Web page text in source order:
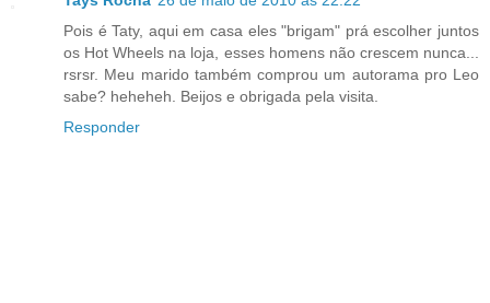
Pois é Taty, aqui em casa eles "brigam" prá escolher juntos
os Hot Wheels na loja, esses homens não crescem nunca...
rsrsr. Meu marido também comprou um autorama pro Leo
sabe? heheheh. Beijos e obrigada pela visita.
Responder